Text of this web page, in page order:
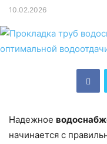
10.02.2026
Надежное
начинается с